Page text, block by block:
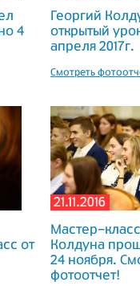
4
Георгий
открытый
апреля 2017г.
Смотреть
от
21.11.2016
Мастер-
Колдуна
24 ноября.
фотоотчет!